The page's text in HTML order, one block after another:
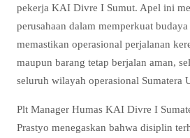
pekerja KAI Divre I Sumut. Apel ini
perusahaan dalam memperkuat
memastikan operasional perjalanan
maupun barang tetap berjalan aman,
seluruh wilayah operasional Sumatera
Plt Manager Humas KAI Divre I
Prastyo menegaskan bahwa disiplin